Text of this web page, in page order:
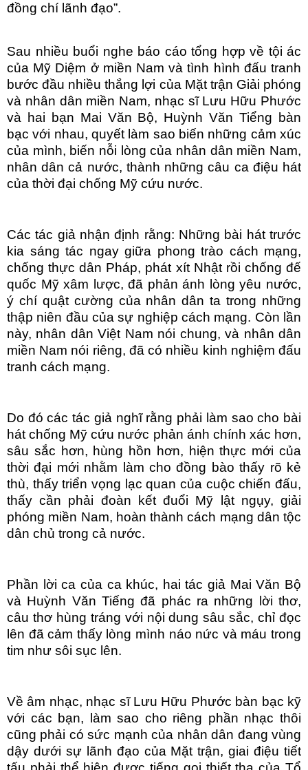
đồng chí lãnh đạo”.
Sau nhiều buổi nghe báo cáo tổng hợp về tội ác
của Mỹ Diệm ở miền Nam và tình hình đấu tranh
bước đầu nhiều thắng lợi của Mặt trận Giải phóng
và nhân dân miền Nam, nhạc sĩ Lưu Hữu Phước
và hai bạn Mai Văn Bộ, Huỳnh Văn Tiểng bàn
bạc với nhau, quyết làm sao biến những cảm xúc
của mình, biến nỗi lòng của nhân dân miền Nam,
nhân dân cả nước, thành những câu ca điệu hát
của thời đại chống Mỹ cứu nước.
Các tác giả nhận định rằng: Những bài hát trước
kia sáng tác ngay giữa phong trào cách mạng,
chống thực dân Pháp, phát xít Nhật rồi chống đế
quốc Mỹ xâm lược, đã phản ánh lòng yêu nước,
ý chí quật cường của nhân dân ta trong những
thập niên đầu của sự nghiệp cách mạng. Còn lần
này, nhân dân Việt Nam nói chung, và nhân dân
miền Nam nói riêng, đã có nhiều kinh nghiệm đấu
tranh cách mạng.
Do đó các tác giả nghĩ rằng phải làm sao cho bài
hát chống Mỹ cứu nước phản ánh chính xác hơn,
sâu sắc hơn, hùng hồn hơn, hiện thực mới của
thời đại mới nhằm làm cho đồng bào thấy rõ kẻ
thù, thấy triển vọng lạc quan của cuộc chiến đấu,
thấy cần phải đoàn kết đuổi Mỹ lật ngụy, giải
phóng miền Nam, hoàn thành cách mạng dân tộc
dân chủ trong cả nước.
Phần lời ca của ca khúc, hai tác giả Mai Văn Bộ
và Huỳnh Văn Tiếng đã phác ra những lời thơ,
câu thơ hùng tráng với nội dung sâu sắc, chỉ đọc
lên đã cảm thấy lòng mình náo nức và máu trong
tim như sôi sục lên.
Về âm nhạc, nhạc sĩ Lưu Hữu Phước bàn bạc kỹ
với các bạn, làm sao cho riêng phần nhạc thôi
cũng phải có sức mạnh của nhân dân đang vùng
dậy dưới sự lãnh đạo của Mặt trận, giai điệu tiết